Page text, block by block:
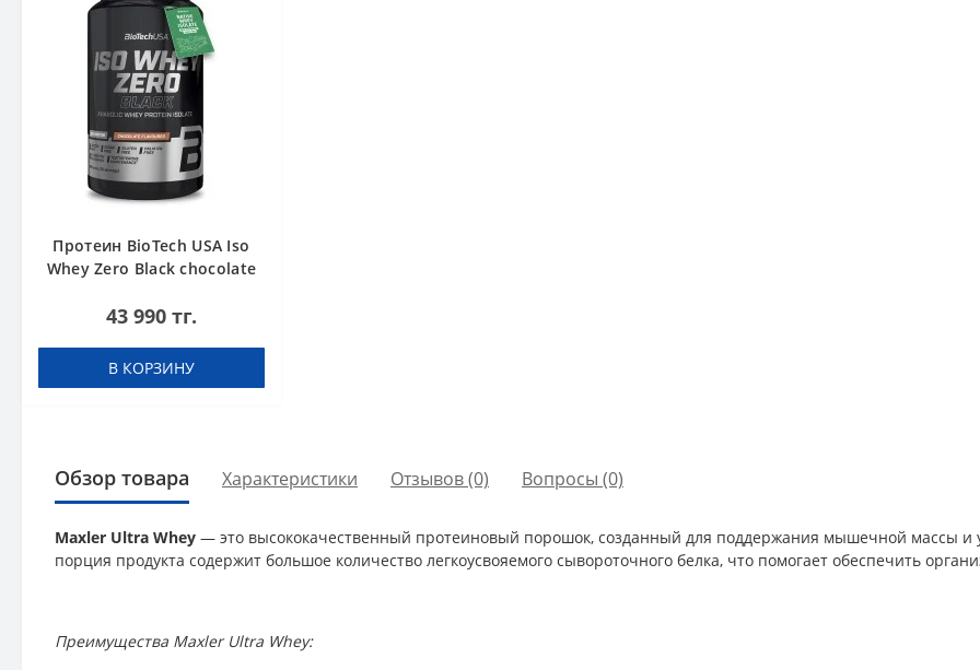
Протеин BioTech USA Iso
Whey Zero Black chocolate
43 990 тг.
В КОРЗИНУ
Обзор товара Характеристики Отзывов (0) Вопросы (0)
Maxler Ultra Whey — это высококачественный протеиновый порошок, созданный для поддержания мышечной массы и
порция продукта содержит большое количество легкоусвояемого сывороточного белка, что помогает обеспечить
Преимущества Maxler Ultra Whey: